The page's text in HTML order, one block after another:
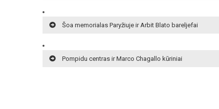
Šoa memorialas Paryžiuje ir Arbit Blato bareljefai
Pompidu centras ir Marco Chagallo kūriniai